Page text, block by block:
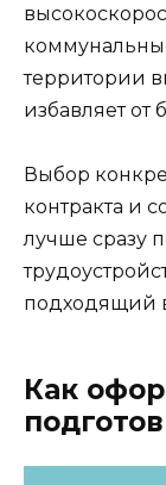
территории
избавляет от
Выбор
контракта и
лучше сразу
подходящий
Как